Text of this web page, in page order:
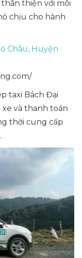
thiện với môi
chịu cho hành
Châu, Huyện
taxi Bách Đại
và thanh toán
thời cung cấp